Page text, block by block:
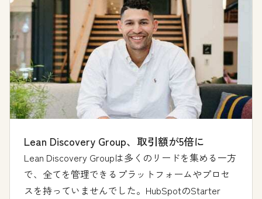
Lean Discovery Group、取引額が5倍に
Lean Discovery Groupは多くのリードを集める一方
で、全てを管理できるプラットフォームやプロセ
スを持っていませんでした。HubSpotのStarter